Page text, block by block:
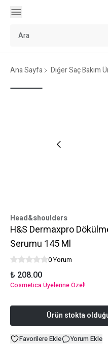
Ana Sayfa Diğer Saç Bakım
Head&shoulders
H&S Dermaxpro
Serumu 145 Ml
0 Yorum
₺ 208.00
Cosmetica Üyelerine Özel!
Ürün stokta
Favorilere Ekle Yorum Ekle